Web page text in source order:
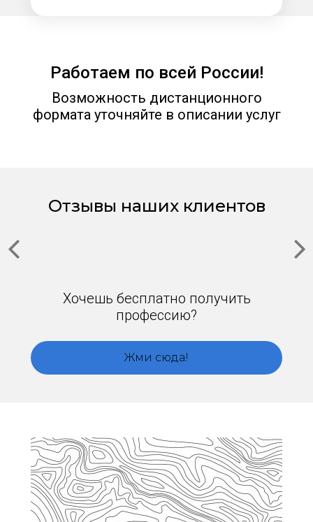
Работаем по всей России!
Возможность дистанционного
формата уточняйте в описании услуг
Отзывы наших клиентов
Хочешь бесплатно получить
профессию?
Жми сюда!